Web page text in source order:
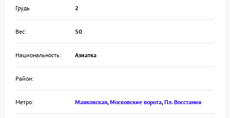
Грудь 2
Вес: 50
Национальность: Азиатка
Район:
Метро: Маяковская,Московские ворота,Пл. Восстания